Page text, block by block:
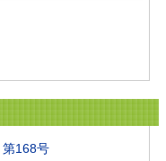
168号